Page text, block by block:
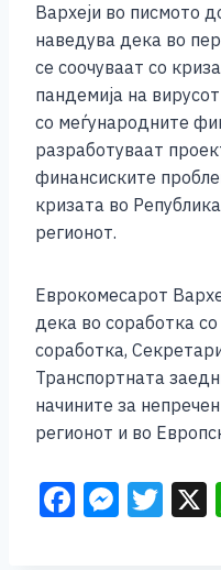
Вархеји во писмото
наведува дека во
се соочуваат со
пандемија на
со меѓународните
разработуваат
финансиските
кризата во
регионот.
Еврокомесарот
дека во соработка
соработка,
Транспортната
начините за
регионот и во
F M T